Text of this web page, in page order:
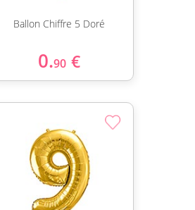
Ballon Chiffre 5 Doré
0.90 €